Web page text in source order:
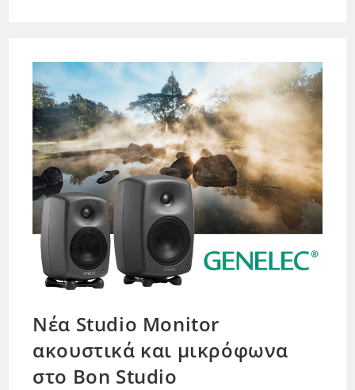
Nέα Studio Monitor
ακουστικά και μικρόφωνα
στο Bon Studio